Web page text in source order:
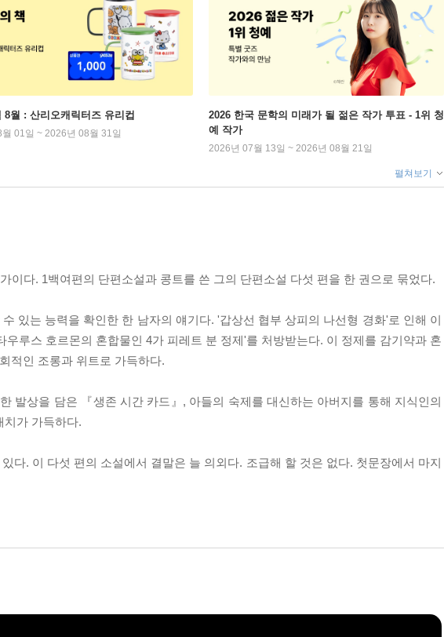
8월 : 산리오캐릭터즈 유리컵
01일 ~ 2026년 08월 31일
2026 한국 문학의 미래가 될 젊은 작가 투표 - 1위 청
예 작가
2026년 07월 13일 ~ 2026년 08월 21일
펼쳐보기
이다. 1백여편의 단편소설과 콩트를 쓴 그의 단편소설 다섯 편을 한 권으로 묶었다.
있는 능력을 확인한 한 남자의 얘기다. '갑상선 협부 상피의 나선형 경화'로 인해 이
루스 호르몬의 혼합물인 4가 피레트 분 정제'를 처방받는다. 이 정제를 감기약과 혼
적인 조롱과 위트로 가득하다.
발상을 담은 『생존 시간 카드』, 아들의 숙제를 대신하는 아버지를 통해 지식인의
치가 가득하다.
다. 이 다섯 편의 소설에서 결말은 늘 의외다. 조급해 할 것은 없다. 첫문장에서 마지